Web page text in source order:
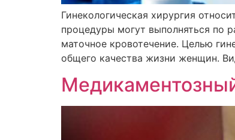
Гинекологическая хирургия
процедуры могут выполняться по
маточное кровотечение. Целью
общего качества жизни женщин.